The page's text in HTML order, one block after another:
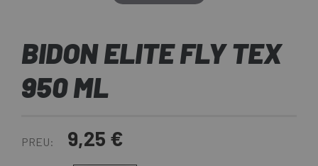
BIDON ELITE FLY TEX
950 ML
PREU: 9,25 €